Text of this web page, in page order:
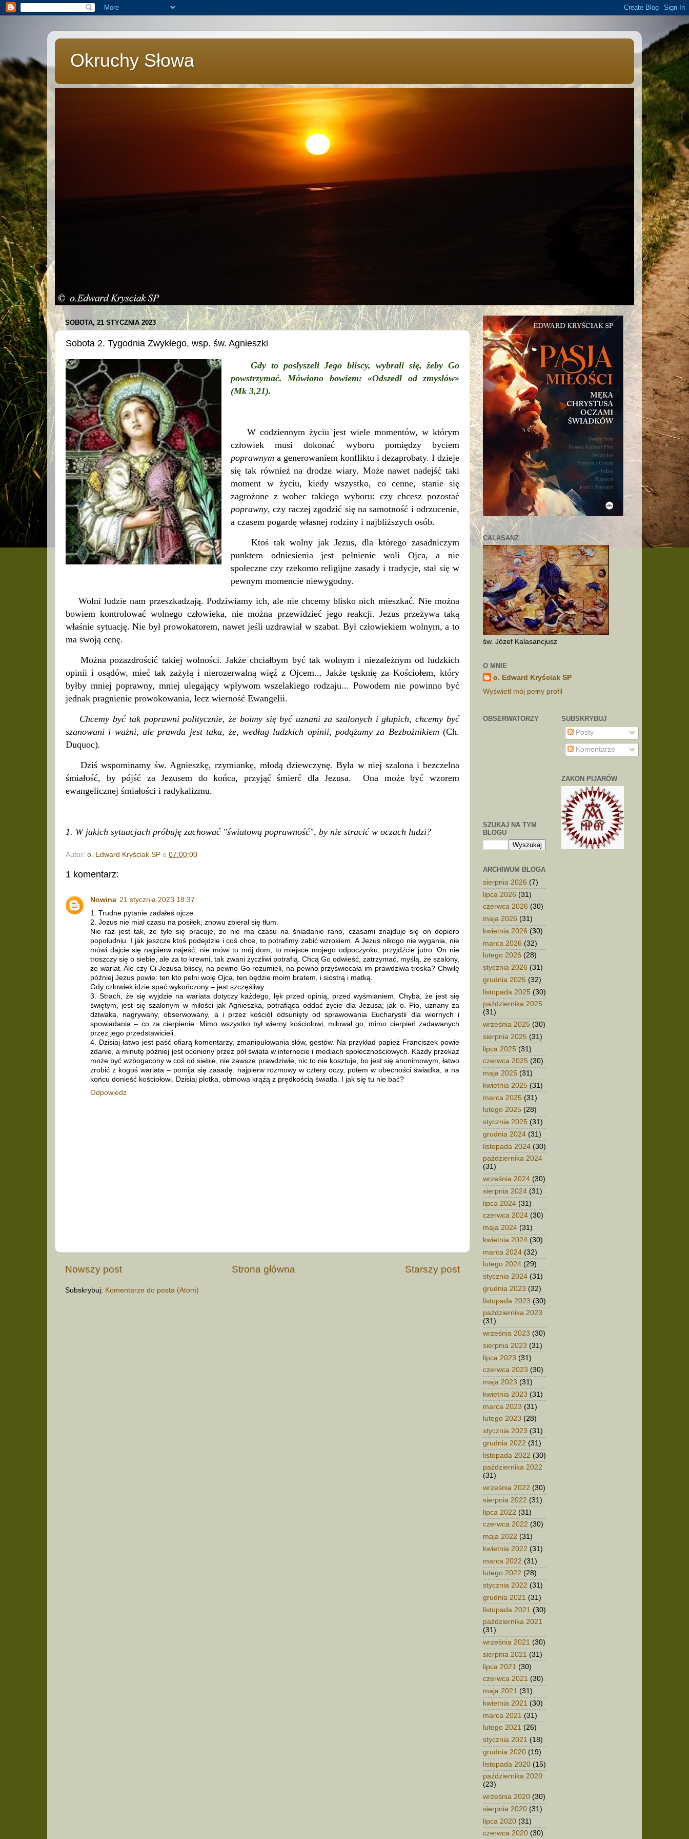
Okruchy Słowa
SOBOTA, 21 STYCZNIA 2023
Sobota 2. Tygodnia Zwykłego, wsp. św. Agnieszki
Gdy to posłyszeli Jego bliscy, wybrali się, żeby Go
powstrzymać. Mówiono bowiem: «Odszedł od zmysłów»
(Mk 3,21).
W codziennym życiu jest wiele momentów, w którym
człowiek musi dokonać wyboru pomiędzy byciem
poprawnym a generowaniem konfliktu i dezaprobaty. I dzieje
się tak również na drodze wiary. Może nawet nadejść taki
moment w życiu, kiedy wszystko, co cenne, stanie się
zagrożone z wobec takiego wyboru: czy chcesz pozostać
poprawny, czy raczej zgodzić się na samotność i odrzucenie,
a czasem pogardę własnej rodziny i najbliższych osób.
Ktoś tak wolny jak Jezus, dla którego zasadniczym
punktem odniesienia jest pełnienie woli Ojca, a nie
społeczne czy rzekomo religijne zasady i tradycje, stał się w
pewnym momencie niewygodny.
Wolni ludzie nam przeszkadzają. Podziwiamy ich, ale nie chcemy blisko nich mieszkać. Nie można
bowiem kontrolować wolnego człowieka, nie można przewidzieć jego reakcji. Jezus przeżywa taką
właśnie sytuację. Nie był prowokatorem, nawet jeśli uzdrawiał w szabat. Był człowiekiem wolnym, a to
ma swoją cenę.
Można pozazdrościć takiej wolności. Jakże chciałbym być tak wolnym i niezależnym od ludzkich
opinii i osądów, mieć tak zażyłą i nierozerwalną więź z Ojcem... Jakże tęsknię za Kościołem, który
byłby mniej poprawny, mniej ulegający wpływom wszelakiego rodzaju... Powodem nie powinno być
jednak pragnienie prowokowania, lecz wierność Ewangelii.
Chcemy być tak poprawni politycznie, że boimy się być uznani za szalonych i głupich, chcemy być
szanowani i ważni, ale prawda jest taka, że, według ludzkich opinii, podążamy za Bezbożnikiem (Ch.
Duquoc).
Dziś wspominamy św. Agnieszkę, rzymiankę, młodą dziewczynę.Była w niej szalona i bezczelna
śmiałość, by pójść za Jezusem do końca, przyjąć śmierć dla Jezusa. Ona może być wzorem
ewangelicznej śmiałości i radykalizmu.
1. W jakich sytuacjach próbuję zachować "światową poprawność", by nie stracić w oczach ludzi?
Autor: o. Edward Kryściak SP o 07:00:00
1 komentarz:
Nowina 21 stycznia 2023 18:37
1. Trudne pytanie zadałeś ojcze.
2. Jezus nie miał czasu na posiłek, znowu zbierał się tłum.
Nie raz jest tak, że tyle się pracuje, że nie ma czasu na śniadanie rano, czasami znajduje się on dopiero
popołudniu. I jak jeszcze ktoś podejdzie i coś chce, to potrafimy zabić wzrokiem. A Jezus nikogo nie wygania, nie
mówi dajcie się najpierw najeść, nie mówi to mój dom, to miejsce mojego odpoczynku, przyjdźcie jutro. On nie
troszczy się o siebie, ale za to krewni, tak zwani życzliwi potrafią. Chcą Go odwieść, zatrzymać, myślą, że szalony,
że wariat. Ale czy Ci Jezusa bliscy, na pewno Go rozumieli, na pewno przyświecała im prawdziwa troska? Chwilę
później Jezus powie: ten kto pełni wolę Ojca, ten będzie moim bratem, i siostrą i matką.
Gdy człowiek idzie spać wykończony – jest szczęśliwy.
3. Strach, że się wyjdzie na wariata dotyczy każdego, lęk przed opinią, przed wyśmianiem. Chyba, że jest się
świętym, jest się szalonym w miłości jak Agnieszka, potrafiąca oddać życie dla Jezusa; jak o. Pio, uznany za
dziwaka, nagrywany, obserwowany, a i przez kościół odsunięty od sprawowania Eucharystii dla wiernych i
spowiadania – co za cierpienie. Mimo wszystko był wierny kościołowi, miłował go, mimo cierpień zadawanych
przez jego przedstawicieli.
4. Dzisiaj łatwo jest paść ofiarą komentarzy, zmanipulowania słów, gestów. Na przykład papież Franciszek powie
zdanie, a minutę później jest oceniony przez pół świata w internecie i mediach społecznościowych. Każdy przekaz
może być wzbogacony w coś od siebie, nie zawsze prawdziwie, nic to nie kosztuje, bo jest się anonimowym, łatwo
zrobić z kogoś wariata – pomija się zasadę: najpierw rozmowy w cztery oczy, potem w obecności świadka, a na
końcu donieść kościołowi. Dzisiaj plotka, obmowa krążą z prędkością światła. I jak się tu nie bać?
Odpowiedz
Nowszy post Starszy post
Strona główna
Subskrybuj: Komentarze do posta (Atom)
CALASANZ
św. Józef Kalasancjusz
O MNIE
o. Edward Kryściak SP
Wyświetl mój pełny profil
OBSERWATORZY
SZUKAJ NA TYM
BLOGU
ARCHIWUM BLOGA
sierpnia 2026 (7)
lipca 2026 (31)
czerwca 2026 (30)
maja 2026 (31)
kwietnia 2026 (30)
marca 2026 (32)
lutego 2026 (28)
stycznia 2026 (31)
grudnia 2025 (32)
listopada 2025 (30)
października 2025
(31)
września 2025 (30)
sierpnia 2025 (31)
lipca 2025 (31)
czerwca 2025 (30)
maja 2025 (31)
kwietnia 2025 (31)
marca 2025 (31)
lutego 2025 (28)
stycznia 2025 (31)
grudnia 2024 (31)
listopada 2024 (30)
października 2024
(31)
września 2024 (30)
sierpnia 2024 (31)
lipca 2024 (31)
czerwca 2024 (30)
maja 2024 (31)
kwietnia 2024 (30)
marca 2024 (32)
lutego 2024 (29)
stycznia 2024 (31)
grudnia 2023 (32)
listopada 2023 (30)
października 2023
(31)
września 2023 (30)
sierpnia 2023 (31)
lipca 2023 (31)
czerwca 2023 (30)
maja 2023 (31)
kwietnia 2023 (31)
marca 2023 (31)
lutego 2023 (28)
stycznia 2023 (31)
grudnia 2022 (31)
listopada 2022 (30)
października 2022
(31)
września 2022 (30)
sierpnia 2022 (31)
lipca 2022 (31)
czerwca 2022 (30)
maja 2022 (31)
kwietnia 2022 (31)
marca 2022 (31)
lutego 2022 (28)
stycznia 2022 (31)
grudnia 2021 (31)
listopada 2021 (30)
października 2021
(31)
września 2021 (30)
sierpnia 2021 (31)
lipca 2021 (30)
czerwca 2021 (30)
maja 2021 (31)
kwietnia 2021 (30)
marca 2021 (31)
lutego 2021 (26)
stycznia 2021 (18)
grudnia 2020 (19)
listopada 2020 (15)
października 2020
(23)
września 2020 (30)
sierpnia 2020 (31)
lipca 2020 (31)
czerwca 2020 (30)
SUBSKRYBUJ
Posty
Komentarze
ZAKON PIJARÓW